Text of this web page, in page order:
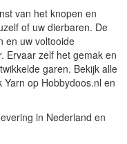
van het knopen en
of uw dierbaren. De
en uw voltooide
Ervaar zelf het gemak en
garen. Bekijk alle
op Hobbydoos.nl en
in Nederland en